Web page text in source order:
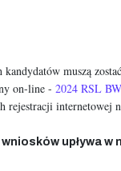
muszą
on-line - 2024 RSL
rejestracji internetowej
upływa w